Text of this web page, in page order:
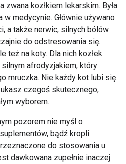
zwana kozłkiem lekarskim. Była
medycynie. Głównie używano
a także nerwic, silnych bólów
do odstresowania się.
też na koty. Dla nich kozłek
afrodyzjakiem, który
mruczka. Nie każdy kot lubi się
czegoś skutecznego,
wyborem.
pozorem nie myśl o
bądź kropli
do stosowania u
dawkowana zupełnie inaczej